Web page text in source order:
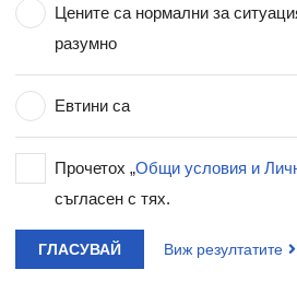
Цените са нормални за
разумно
Евтини са
Прочетох „Общи условия и
съгласен с тях.
ГЛАСУВАЙ Виж резултатите